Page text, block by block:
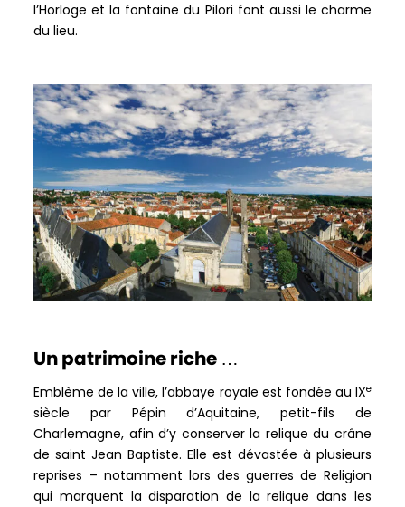
l’Horloge et la fontaine du Pilori font aussi le charme
du lieu.
Un patrimoine riche …
Emblème de la ville, l’abbaye royale est fondée au IXe
siècle par Pépin d’Aquitaine, petit-fils de
Charlemagne, afin d’y conserver la relique du crâne
de saint Jean Baptiste. Elle est dévastée à plusieurs
reprises – notamment lors des guerres de Religion
qui marquent la disparation de la relique dans les